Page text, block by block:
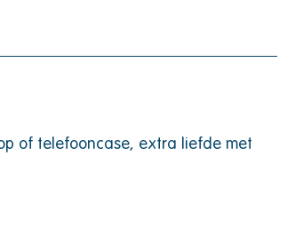
of telefooncase, extra liefde met